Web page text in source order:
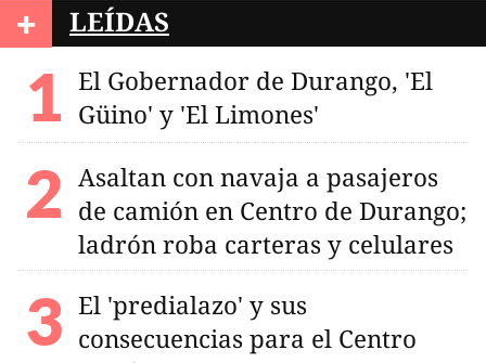
+ LEÍDAS
El Gobernador de Durango, 'El
Güino' y 'El Limones'
Asaltan con navaja a pasajeros
de camión en Centro de Durango;
ladrón roba carteras y celulares
El 'predialazo' y sus
consecuencias para el Centro